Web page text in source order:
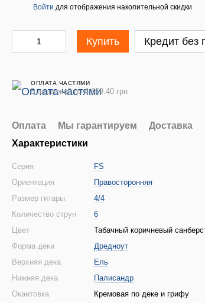
Войти для отображения накопительной скидки
Купить Кредит без
ОПЛАТА ЧАСТЯМИ
5 платежей по 4 859.40 грн
Оплата Мы гарантируем Доставка
Характеристики
Серия
FS
Ориентация
Правосторонняя
Размер гитары
4/4
Количество струн
6
Цвет
Табачный коричневый
Форма деки
Дредноут
Верхняя дека
Ель
Нижняя дека
Палисандр
Окантовка
Кремовая по деке и грифу